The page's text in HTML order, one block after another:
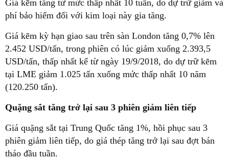
Giá kẽm tăng từ mức thấp nhất 10 tuần, do dự trữ giảm và
phí bảo hiểm đối với kim loại này gia tăng.
Giá kẽm kỳ hạn giao sau trên sàn London tăng 0,7% lên
2.452 USD/tấn, trong phiên có lúc giảm xuống 2.393,5
USD/tấn, thấp nhất kể từ ngày 19/9/2018, do dự trữ kẽm
tại LME giảm 1.025 tấn xuống mức thấp nhất 10 năm
(120.250 tấn).
Quặng sắt tăng trở lại sau 3 phiên giảm liên tiếp
Giá quặng sắt tại Trung Quốc tăng 1%, hồi phục sau 3
phiên giảm liên tiếp, do giá thép tăng trở lại sau đợt bán
tháo đầu tuần.